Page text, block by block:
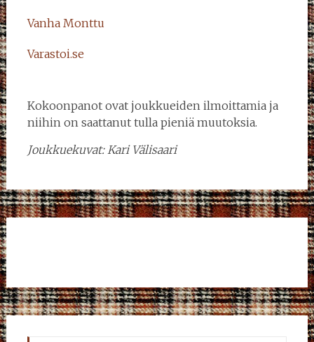
Vanha Monttu
Varastoi.se
Kokoonpanot ovat joukkueiden ilmoittamia ja
niihin on saattanut tulla pieniä muutoksia.
Joukkuekuvat: Kari Välisaari